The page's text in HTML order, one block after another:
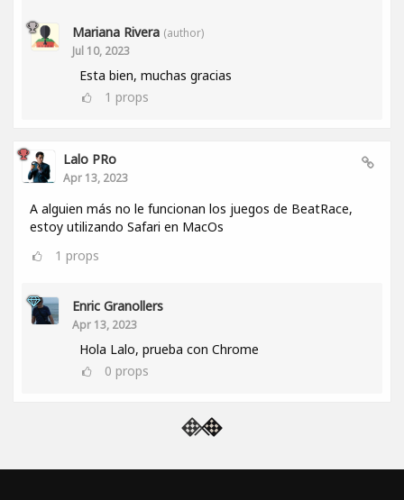
Mariana Rivera (author)
Jul 10, 2023
Esta bien, muchas gracias
1 props
Lalo PRo
Apr 13, 2023
A alguien más no le funcionan los juegos de BeatRace,
estoy utilizando Safari en MacOs
1 props
Enric Granollers
Apr 13, 2023
Hola Lalo, prueba con Chrome
0 props